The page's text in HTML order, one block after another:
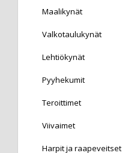
Maalikynät
Valkotaulukynät
Lehtiökynät
Pyyhekumit
Teroittimet
Viivaimet
Harpit ja raapeveitset